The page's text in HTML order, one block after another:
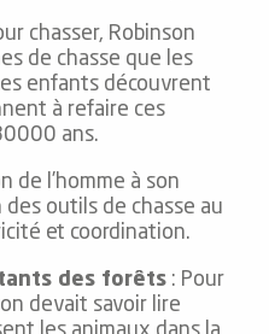
chasser, Robinson
de chasse que les
enfants découvrent
à refaire ces
ans.
de l’homme à son
outils de chasse au
et coordination.
des forêts : Pour
devait savoir lire